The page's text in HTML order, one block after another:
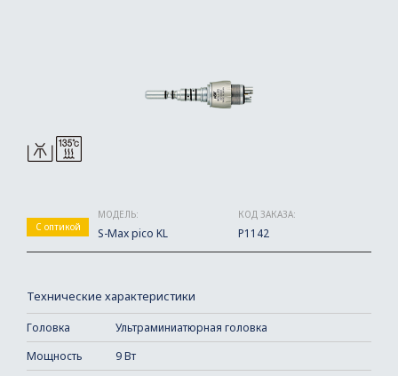
С оптикой
МОДЕЛЬ:
S-Max pico KL
КОД ЗАКАЗА:
P1142
Технические характеристики
Головка
Ультраминиатюрная головка
Мощность
9 Вт